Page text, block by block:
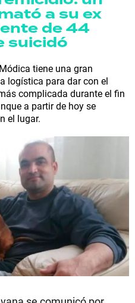
a su ex
de 44
suicidó
tiene una gran
logística para dar con el
complicada durante el fin
a partir de hoy se
el lugar.